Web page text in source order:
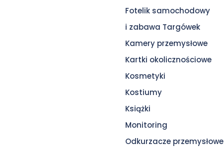
Fotelik samochodowy
i zabawa Targówek
Kamery przemysłowe
Kartki okolicznościowe
Kosmetyki
Kostiumy
Książki
Monitoring
Odkurzacze przemysłowe